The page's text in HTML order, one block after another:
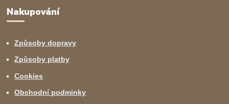
Nakupování
Způsoby dopravy
Způsoby platby
Cookies
Obchodní podminky